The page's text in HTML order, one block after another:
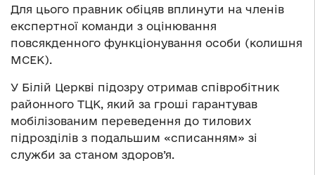
Для цього правник обіцяв вплинути на членів
експертної команди з оцінювання
повсякденного функціонування особи (колишня
МСЕК).
У Білій Церкві підозру отримав співробітник
районного ТЦК, який за гроші гарантував
мобілізованим переведення до тилових
підрозділів з подальшим «списанням» зі
служби за станом здоров’я.